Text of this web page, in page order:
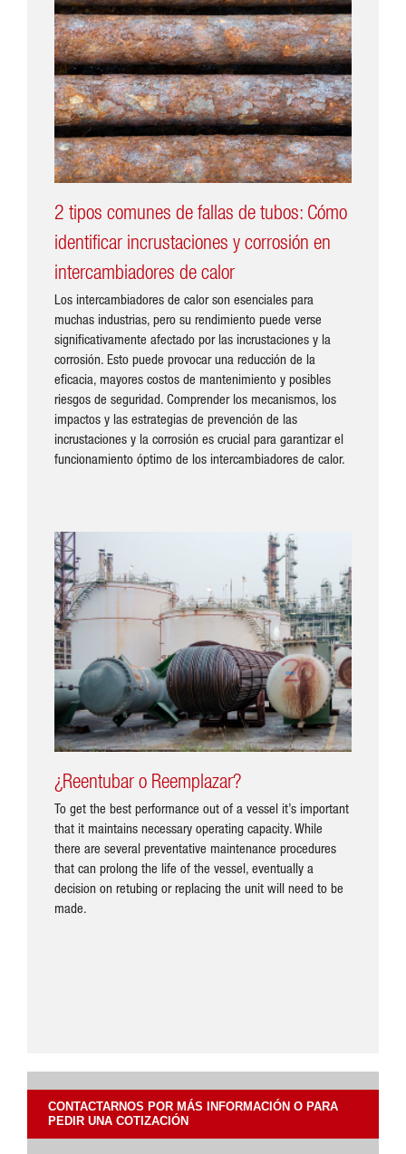
2 tipos comunes de fallas de tubos: Cómo
identificar incrustaciones y corrosión en
intercambiadores de calor
Los intercambiadores de calor son esenciales para
muchas industrias, pero su rendimiento puede verse
significativamente afectado por las incrustaciones y la
corrosión. Esto puede provocar una reducción de la
eficacia, mayores costos de mantenimiento y posibles
riesgos de seguridad. Comprender los mecanismos, los
impactos y las estrategias de prevención de las
incrustaciones y la corrosión es crucial para garantizar el
funcionamiento óptimo de los intercambiadores de calor.
¿Reentubar o Reemplazar?
To get the best performance out of a vessel it’s important
that it maintains necessary operating capacity. While
there are several preventative maintenance procedures
that can prolong the life of the vessel, eventually a
decision on retubing or replacing the unit will need to be
made.
CONTACTARNOS POR MÁS INFORMACIÓN O PARA
PEDIR UNA COTIZACIÓN